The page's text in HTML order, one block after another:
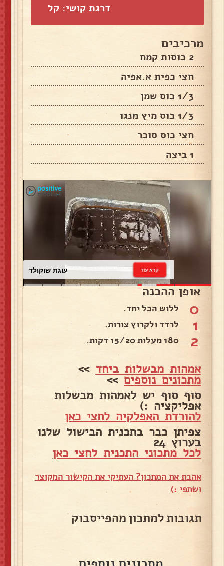
דרגת קושי: קל
מרכיבים
2 כוסות קמח
חצי כפית א.אפיה
1/3 כוס שמן
1/3 כוס מיץ מנגו
חצי כוס סוכר
1 ביצה
עוגת שוקולד קרא עוד
אופן ההכנה
0 ללוש הכל יחד.
1 לרדד ולקרוץ צורות.
2 180 מעלות 15/20 דקות.
אמהות מבשלות ביחד >>
מתכונים נוספים>>
סוף סוף יש לאמהות מבשלות
אפליקציה :)
להורדת האפלקיה לחצי כאן
צפיתן כבר בתכנית הבישול שלנו
בערוץ 24
לכל מתכוני התכנית לחצי כאן
אהבת את המתכון? העתיקי את הקישור המקוצר
ושתפי :)
תגובות למתכון מהפייסבוק